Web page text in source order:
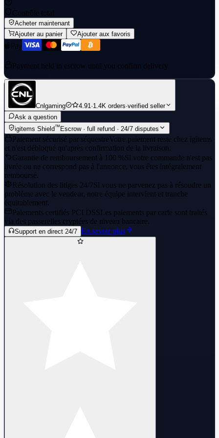
Contrôle total
Acheter maintenant
Ajouter au panier
Ajouter aux favoris
Payment held in escrow until you confirm delivery
Cnlgaming 4.91·1.4K orders·verified seller
Ask a question
igitems Shield™ Escrow · full refund · 24/7 disputes
Paiement sécurisé par séquestreVotre paiement reste chez igitems
et n'est débloqué qu'après confirmation de la livraison.
Garantie de remboursement à 100 %Si votre commande n'est pas
livrée ou ne correspond pas à l'annonce, vous êtes intégralement
remboursé.
Résolution des litiges 24/7Si vous ne parvenez pas à résoudre un
problème avec le vendeur, notre équipe intervient et tranche
équitablement.
Paiements certifiés PCI DSSLes paiements par carte sont traités
via des passerelles cryptées de niveau bancaire.
Support en direct 24/7 En savoir plus